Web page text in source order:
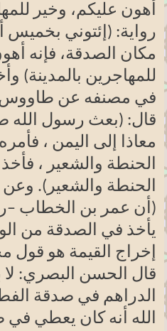
أهون عليكم، وخير
رواية: (إئتوني بخميس
مكان الصدقة، فإنه
للمهاجرين بالمدينة)
في مصنفه عن طاووس
قال: (بعث رسول الله
معاذا إلى اليمن ،
الحنطة والشعير ،
الحنطة والشعير).
(أن عمر بن الخطاب
يأخذ في الصدقة من
إخراج القيمة هو
قال الحسن البصري:
الدراهم في صدقة
الله أنه كان يعطي